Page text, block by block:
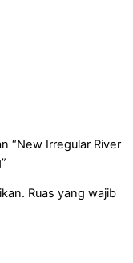
“New Irregular River
Ruas yang wajib